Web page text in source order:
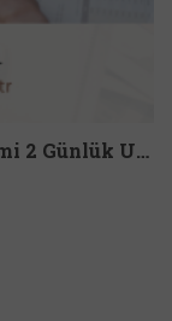
Stratejik Satınalma Yönetimi Eğitimi 2 Günlük Uzmanlık Programı